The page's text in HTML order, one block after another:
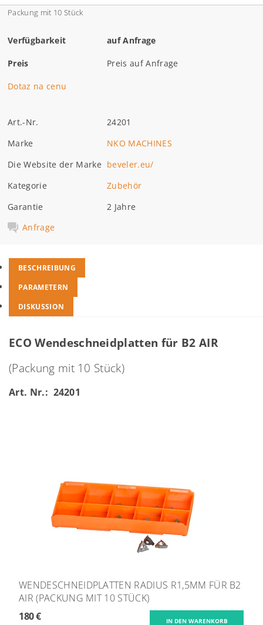
Packung mit 10 Stück
Verfügbarkeit auf Anfrage
Preis Preis auf Anfrage
Dotaz na cenu
Art.-Nr.
24201
Marke
NKO MACHINES
Die Website der Marke beveler.eu/
Kategorie
Zubehör
Garantie
2 Jahre
Anfrage
BESCHREIBUNG
PARAMETERN
DISKUSSION
ECO Wendeschneidplatten für B2 AIR
(Packung mit 10 Stück)
Art. Nr.: 24201
WENDESCHNEIDPLATTEN RADIUS R1,5MM FÜR B2
AIR (PACKUNG MIT 10 STÜCK)
180 €